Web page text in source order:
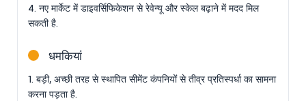
4. नए मार्केट में डाइवर्सिफिकेशन से रेवेन्यू और स्केल बढ़ाने में मदद मिल
सकती है.
धमकियां
1. बड़ी, अच्छी तरह से स्थापित सीमेंट कंपनियों से तीव्र प्रतिस्पर्धा का सामना
करना पड़ता है.